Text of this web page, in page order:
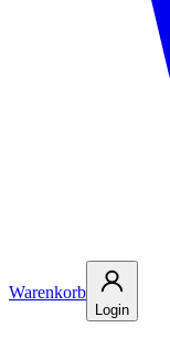
Warenkorb
Login